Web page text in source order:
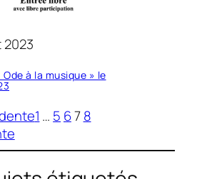
2023
à la musique » le
1 … 5 67 8